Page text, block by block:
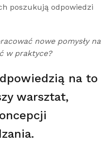
poszukują odpowiedzi
nowe pomysły na
w praktyce?
na to
warsztat,